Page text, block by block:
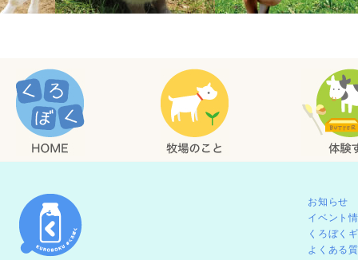
お知らせ
イベント
くろぼく
よくある